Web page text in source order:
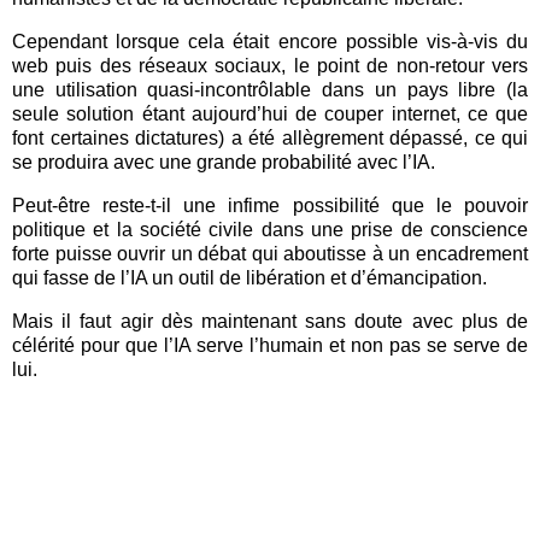
Cependant lorsque cela était encore possible vis-à-vis du
web puis des réseaux sociaux, le point de non-retour vers
une utilisation quasi-incontrôlable dans un pays libre (la
seule solution étant aujourd’hui de couper internet, ce que
font certaines dictatures) a été allègrement dépassé, ce qui
se produira avec une grande probabilité avec l’IA.
Peut-être reste-t-il une infime possibilité que le pouvoir
politique et la société civile dans une prise de conscience
forte puisse ouvrir un débat qui aboutisse à un encadrement
qui fasse de l’IA un outil de libération et d’émancipation.
Mais il faut agir dès maintenant sans doute avec plus de
célérité pour que l’IA serve l’humain et non pas se serve de
lui.